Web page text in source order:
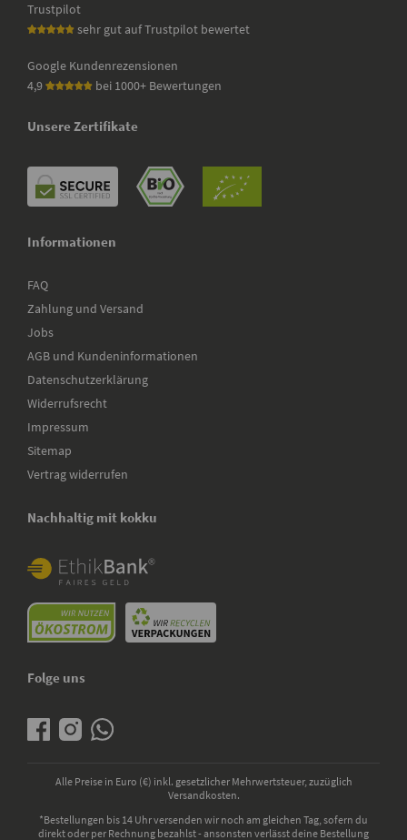
Trustpilot
sehr gut auf Trustpilot bewertet
Google Kundenrezensionen
4,9
bei 1000+ Bewertungen
Unsere Zertifikate
Informationen
FAQ
Zahlung und Versand
Jobs
AGB und Kundeninformationen
Datenschutzerklärung
Widerrufsrecht
Impressum
Sitemap
Vertrag widerrufen
Nachhaltig mit kokku
Folge uns
Alle Preise in Euro (€) inkl. gesetzlicher Mehrwertsteuer, zuzüglich
Versandkosten.
*Bestellungen bis 14 Uhr versenden wir noch am gleichen Tag, sofern du
direkt oder per Rechnung bezahlst - ansonsten verlässt deine Bestellung